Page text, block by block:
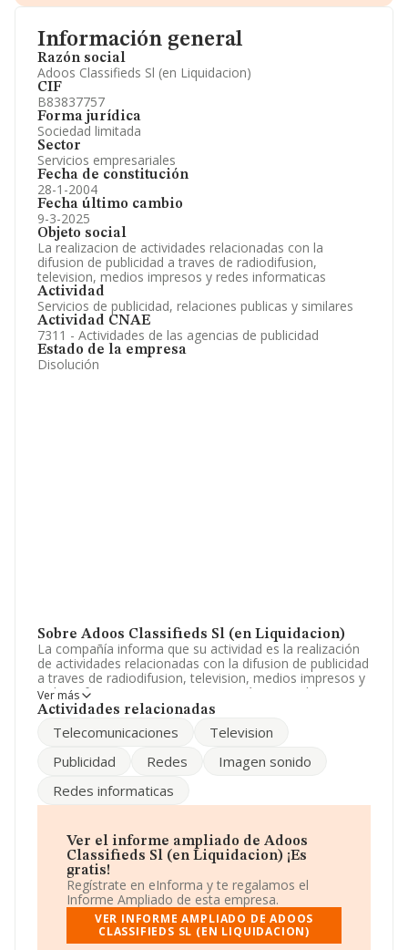
Información general
Razón social
Adoos Classifieds Sl (en Liquidacion)
CIF
B83837757
Forma jurídica
Sociedad limitada
Sector
Servicios empresariales
Fecha de constitución
28-1-2004
Fecha último cambio
9-3-2025
Objeto social
La realizacion de actividades relacionadas con la
difusion de publicidad a traves de radiodifusion,
television, medios impresos y redes informaticas
Actividad
Servicios de publicidad, relaciones publicas y similares
Actividad CNAE
7311 - Actividades de las agencias de publicidad
Estado de la empresa
Disolución
Sobre Adoos Classifieds Sl (en Liquidacion)
La compañía informa que su actividad es la realización
de actividades relacionadas con la difusion de publicidad
a traves de radiodifusion, television, medios impresos y
redes informaticas. La empresa está registrada como
Sociedad Limitada. La actividad de referencia CNAE
7311. La compañía no tiene actividad en mercados
teniendo en cuenta la información a disposición de
INFORMA, ha contado con un número de empleados
Puedes consultar su página web aquí:www.adoos.com
La empresa españolaAdoos Classifieds S.L (en
Liquidacion) , CIF B83837757, está situada en Calle Luis
Garcia núm. 5 1 E, (28223), Pozuelo De Alarcón, Madrid.
Con los datos a disposición de INFORMA sobre 39.891
Ver más
Actividades relacionadas
Telecomunicaciones
Television
Publicidad
Redes
Imagen sonido
Redes informaticas
Ver el informe ampliado de Adoos
Classifieds Sl (en Liquidacion) ¡Es
gratis!
Regístrate en eInforma y te regalamos el
Informe Ampliado de esta empresa.
VER INFORME AMPLIADO DE ADOOS
CLASSIFIEDS SL (EN LIQUIDACION)
Accionistas.
Artículos de prensa publicados sobre la empresa.
Información oficial y registral complementaria.